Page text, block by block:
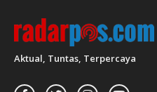
Aktual, Tuntas, Terpercaya